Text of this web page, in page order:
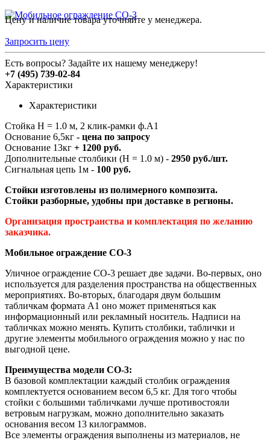
Цену и наличие товара уточняйте у менеджера.
Запросить цену
Есть вопросы? Задайте их нашему менеджеру!
+7 (495) 739-02-84
Характеристики
Характеристики
Стойка Н = 1.0 м, 2 клик-рамки ф.А1
Основание 6,5кг - цена по запросу
Основание 13кг + 1200 руб.
Дополнительные столбики (Н = 1.0 м) - 2950 руб./шт.
Сигнальная цепь 1м - 100 руб.
Стойки изготовлены из полимерного композита.
Стойки разборные, удобны при доставке в регионы.
Организация пространства и комплектация по желанию
заказчика.
Мобильное ограждение СО-3
Уличное ограждение СО-3 решает две задачи. Во-первых, оно
используется для разделения пространства на общественных
мероприятиях. Во-вторых, благодаря двум большим
табличкам формата А1 оно может применяться как
информационный или рекламный носитель. Надписи на
табличках можно менять. Купить столбики, таблички и
другие элементы мобильного ограждения можно у нас по
выгодной цене.
Преимущества модели СО-3:
В базовой комплектации каждый столбик ограждения
комплектуется основанием весом 6,5 кг. Для того чтобы
стойки с большими табличками лучше противостояли
ветровым нагрузкам, можно дополнительно заказать
основания весом 13 килограммов.
Все элементы ограждения выполнены из материалов, не